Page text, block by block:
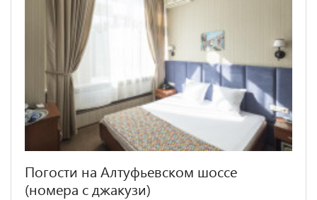
Погости на Алтуфьевском шоссе
(номера с джакузи)